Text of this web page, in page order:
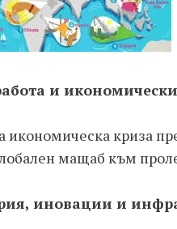
и
икономическа криза
мащаб към
иновации и